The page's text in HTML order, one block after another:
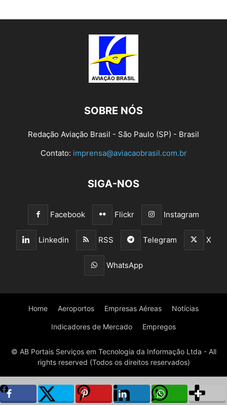
SOBRE NÓS
Redação Aviação Brasil - São Paulo (SP) - Brasil
Contato: imprensa@aviacaobrasil.com.br
SIGA-NOS
Facebook Flickr Instagram
Linkedin RSS Telegram X
WhatsApp
Home Aeroportos Empresas Aéreas Notícias
Indicadores de Mercado Empregos
© AB Portais Serviços em Tecnologia da Informação Ltda - All
rights reserved (Todos os direitos reservados)